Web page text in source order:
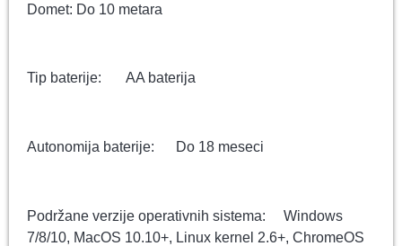
Domet: Do 10 metara
Tip baterije: AA baterija
Autonomija baterije: Do 18 meseci
Podržane verzije operativnih sistema: Windows
7/8/10, MacOS 10.10+, Linux kernel 2.6+, ChromeOS